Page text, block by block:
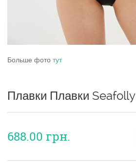
Больше фото тут
Плавки Плавки
688.00 грн.